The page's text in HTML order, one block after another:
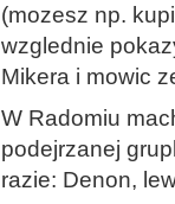
(mozesz np.
wzglednie
Mikera i mowic
W Radomiu
podejrzanej
razie: Denon,